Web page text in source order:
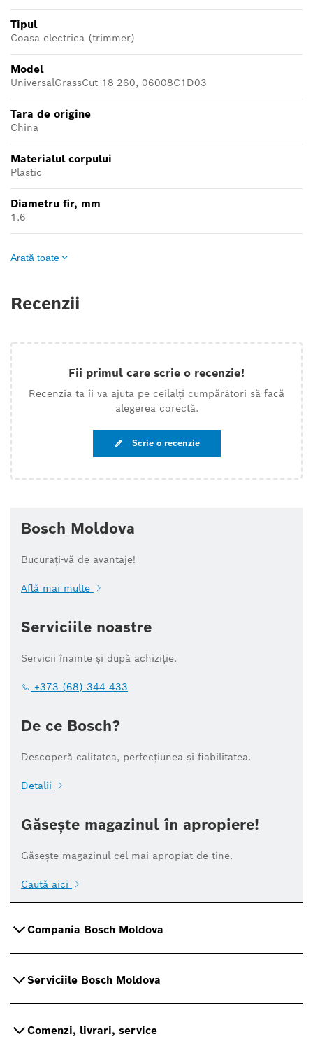
Tipul
Coasa electrica (trimmer)
Model
UniversalGrassCut 18-260, 06008C1D03
Tara de origine
China
Materialul corpului
Plastic
Diametru fir, mm
1.6
Arată toate
Recenzii
Fii primul care scrie o recenzie!
Recenzia ta îi va ajuta pe ceilalți cumpărători să facă
alegerea corectă.
Scrie o recenzie
Bosch Moldova
Bucurați-vă de avantaje!
Află mai multe
Serviciile noastre
Servicii înainte și după achiziție.
+373 (68) 344 433
De ce Bosch?
Descoperă calitatea, perfecțiunea și fiabilitatea.
Detalii
Găsește magazinul în apropiere!
Găsește magazinul cel mai apropiat de tine.
Caută aici
Compania Bosch Moldova
Serviciile Bosch Moldova
Comenzi, livrari, service